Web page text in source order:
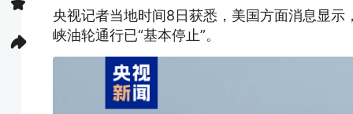
央视记者当地时间8日获悉，美国方面消息显
峡油轮通行已“基本停止”。